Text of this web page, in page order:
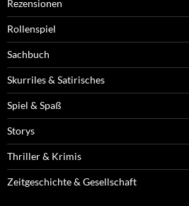
Rezensionen
Rollenspiel
Sachbuch
Skurriles & Satirisches
Spiel & Spaß
Storys
Thriller & Krimis
Zeitgeschichte & Gesellschaft